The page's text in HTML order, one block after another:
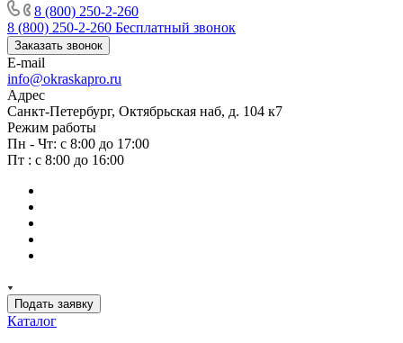
8 (800) 250-2-260
8 (800) 250-2-260 Бесплатный звонок
Заказать звонок
E-mail
info@okraskapro.ru
Адрес
Санкт-Петербург, Октябрьская наб, д. 104 к7
Режим работы
Пн - Чт: с 8:00 до 17:00
Пт : с 8:00 до 16:00
Подать заявку
Каталог